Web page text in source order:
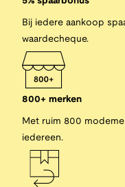
Bij iedere aankoop
waardecheque.
800+ merken
Met ruim 800
iedereen.